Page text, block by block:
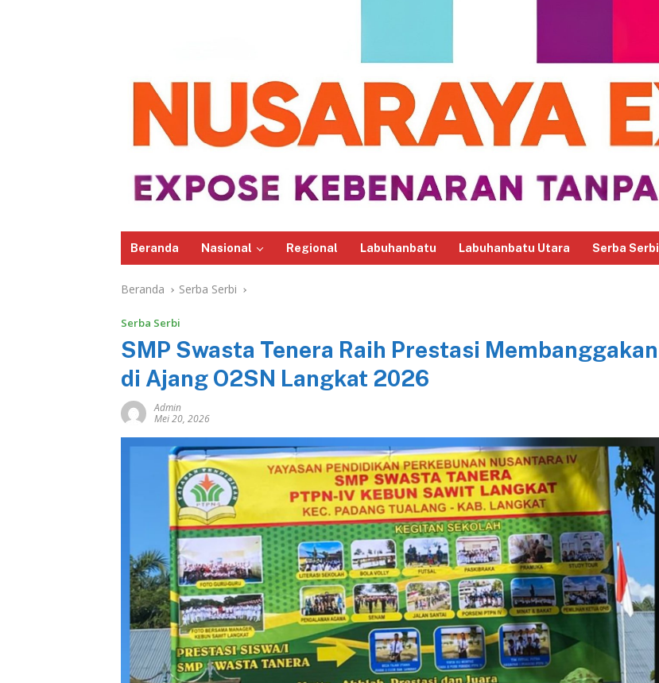
Beranda Nasional Regional Labuhanbatu Labuhanbatu Utara Serba Serbi
Beranda Serba Serbi
Serba Serbi
SMP Swasta Tenera Raih Prestasi Membanggakan
di Ajang O2SN Langkat 2026
Admin
Mei 20, 2026